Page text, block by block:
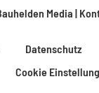
Media |
Datenschutz
Cookie